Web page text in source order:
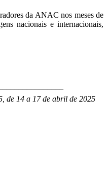
da ANACnos meses de
nacionais e internacionais,
de 14 a 17 de abril de 2025